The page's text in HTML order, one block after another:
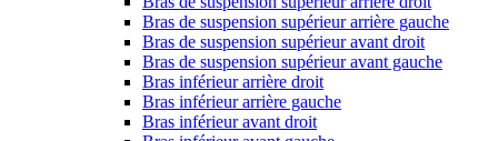
Bras de suspension supérieur arrière gauche
Bras de suspension supérieur avant droit
Bras de suspension supérieur avant gauche
Bras inférieur arrière droit
Bras inférieur arrière gauche
Bras inférieur avant droit